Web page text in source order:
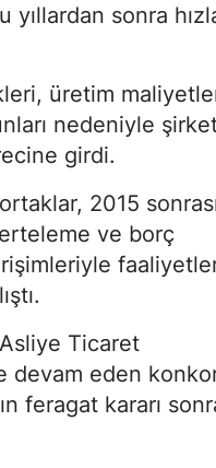
yıllardan sonra
üretim
nedeniyle
girdi.
2015
ve borç
Ticaret
devam eden
feragat kararı